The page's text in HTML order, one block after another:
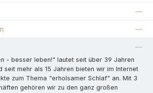
- besser leben!" lautet seit über 39 Jahren
seit mehr als 15 Jahren bieten wir im Internet
zum Thema "erholsamer Schlaf" an. Mit 3
gehören wir zu den ganz großen